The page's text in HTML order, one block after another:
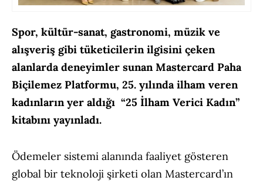
Spor, kültür-sanat, gastronomi, müzik ve
alışveriş gibi tüketicilerin ilgisini çeken
alanlarda deneyimler sunan Mastercard Paha
Biçilemez Platformu, 25. yılında ilham veren
kadınların yer aldığı “25 İlham Verici Kadın”
kitabını yayınladı.
Ödemeler sistemi alanında faaliyet gösteren
global bir teknoloji şirketi olan Mastercard’ın